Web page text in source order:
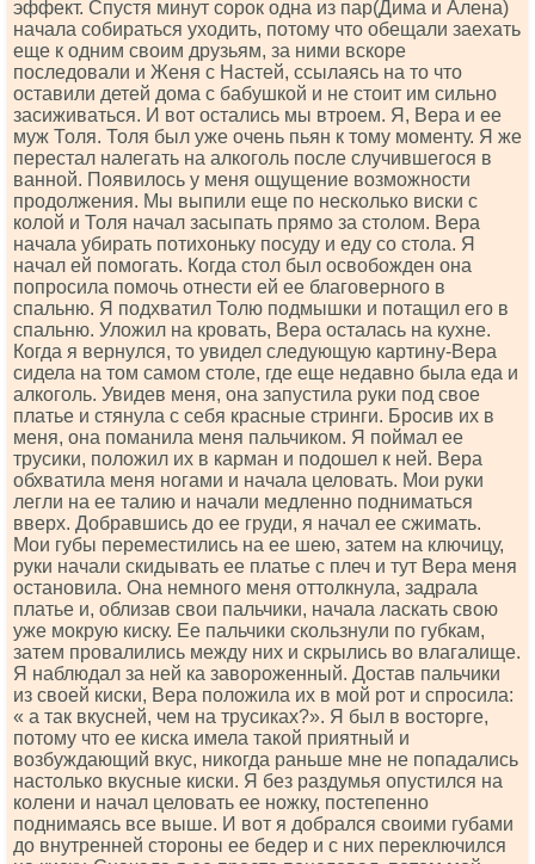
эффект. Спустя минут сорок одна из пар(Дима и Алена)
начала собираться уходить, потому что обещали заехать
еще к одним своим друзьям, за ними вскоре
последовали и Женя с Настей, ссылаясь на то что
оставили детей дома с бабушкой и не стоит им сильно
засиживаться. И вот остались мы втроем. Я, Вера и ее
муж Толя. Толя был уже очень пьян к тому моменту. Я же
перестал налегать на алкоголь после случившегося в
ванной. Появилось у меня ощущение возможности
продолжения. Мы выпили еще по несколько виски с
колой и Толя начал засыпать прямо за столом. Вера
начала убирать потихоньку посуду и еду со стола. Я
начал ей помогать. Когда стол был освобожден она
попросила помочь отнести ей ее благоверного в
спальню. Я подхватил Толю подмышки и потащил его в
спальню. Уложил на кровать, Вера осталась на кухне.
Когда я вернулся, то увидел следующую картину-Вера
сидела на том самом столе, где еще недавно была еда и
алкоголь. Увидев меня, она запустила руки под свое
платье и стянула с себя красные стринги. Бросив их в
меня, она поманила меня пальчиком. Я поймал ее
трусики, положил их в карман и подошел к ней. Вера
обхватила меня ногами и начала целовать. Мои руки
легли на ее талию и начали медленно подниматься
вверх. Добравшись до ее груди, я начал ее сжимать.
Мои губы переместились на ее шею, затем на ключицу,
руки начали скидывать ее платье с плеч и тут Вера меня
остановила. Она немного меня оттолкнула, задрала
платье и, облизав свои пальчики, начала ласкать свою
уже мокрую киску. Ее пальчики скользнули по губкам,
затем провалились между них и скрылись во влагалище.
Я наблюдал за ней ка завороженный. Достав пальчики
из своей киски, Вера положила их в мой рот и спросила:
« а так вкусней, чем на трусиках?». Я был в восторге,
потому что ее киска имела такой приятный и
возбуждающий вкус, никогда раньше мне не попадались
настолько вкусные киски. Я без раздумья опустился на
колени и начал целовать ее ножку, постепенно
поднимаясь все выше. И вот я добрался своими губами
до внутренней стороны ее бедер и с них переключился